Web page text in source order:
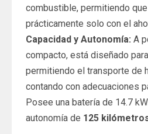
combustible, permitiendo
prácticamente solo con el
Capacidad y Autonomía: A
compacto, está diseñado
permitiendo el transporte de
contando con adecuaciones
Posee una batería de 14.7
autonomía de 125